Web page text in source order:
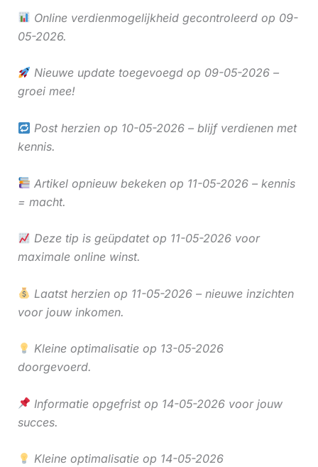
Online verdienmogelijkheid gecontroleerd op 09-
05-2026.
Nieuwe update toegevoegd op 09-05-2026 –
groei mee!
Post herzien op 10-05-2026 – blijf verdienen met
kennis.
Artikel opnieuw bekeken op 11-05-2026 – kennis
= macht.
Deze tip is geüpdatet op 11-05-2026 voor
maximale online winst.
Laatst herzien op 11-05-2026 – nieuwe inzichten
voor jouw inkomen.
Kleine optimalisatie op 13-05-2026
doorgevoerd.
Informatie opgefrist op 14-05-2026 voor jouw
succes.
Kleine optimalisatie op 14-05-2026